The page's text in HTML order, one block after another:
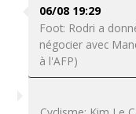
06/08 19:29
Foot: Rodri a
négocier avec
à l'AFP)